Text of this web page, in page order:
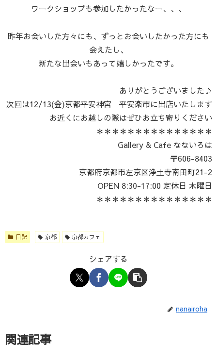
ワークショップも参加したかったなー、、、
昨年お会いした方々にも、ずっとお会いしたかった方にも
会えたし、
新たな出会いもあって嬉しかったです。
ありがとうございました♪
次回は12/13(金)京都平安神宮 平安楽市に出店いたします
お近くにお越しの際はぜひお立ち寄りください
＊＊＊＊＊＊＊＊＊＊＊＊＊＊＊
Gallery & Cafe なないろは
〒606-8403
京都府京都市左京区浄土寺南田町21-2
OPEN 8:30-17:00 定休日 木曜日
＊＊＊＊＊＊＊＊＊＊＊＊＊＊＊
日記 京都 京都カフェ
シェアする
nanairoha
関連記事